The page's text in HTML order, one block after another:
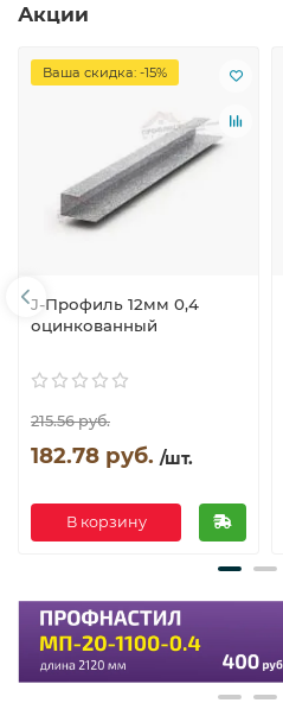
Акции
Ваша скидка: -15%
J-Профиль 12мм 0,4
оцинкованный
215.56 руб.
182.78 руб. /шт.
В корзину